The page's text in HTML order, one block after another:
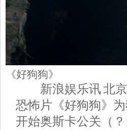
《好狗狗》
新浪娱乐讯 北京
恐怖片《好狗狗》
开始奥斯卡公关（